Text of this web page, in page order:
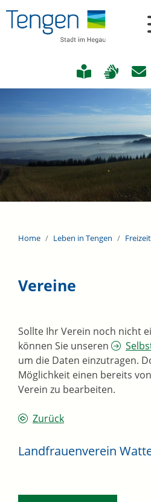
Home Leben in Tengen Freizeit
Vereine
Sollte Ihr Verein noch nicht
können Sie unseren
um die Daten einzutragen.
Möglichkeit einen bereits
Verein zu bearbeiten.
Zurück
Landfrauenverein